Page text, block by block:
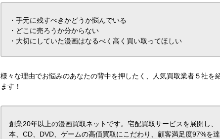
・手元に残すべきかどうか悩んでいる
・どこに売ろうか分からない
・大切にしていた漫画はなるべく高く買い取ってほしい
様々な理由でお悩みのあなたの背中を押したく、人気買取業者５社を
ます！
創業20年以上の漫画買取ネットです。宅配買取サービスを展開し、
本、CD、DVD、ゲームの高価買取にこだわり、顧客満足度97%を